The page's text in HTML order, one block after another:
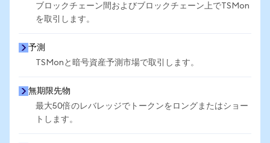
ブロックチェーン間およびブロックチェーン上でTSMon
を取引します。
予測
TSMonと暗号資産予測市場で取引します。
無期限先物
最大50倍のレバレッジでトークンをロングまたはショー
トします。